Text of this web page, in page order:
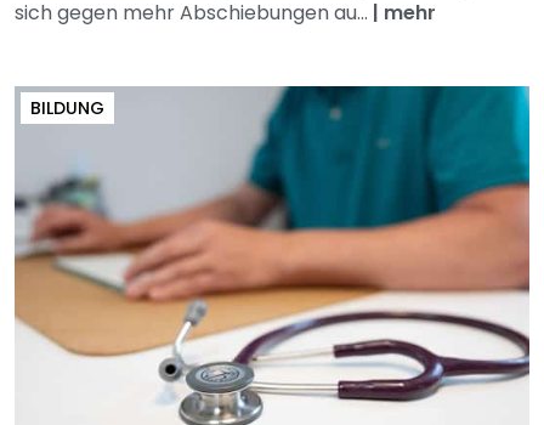
sich gegen mehr Abschiebungen au... | mehr
BILDUNG